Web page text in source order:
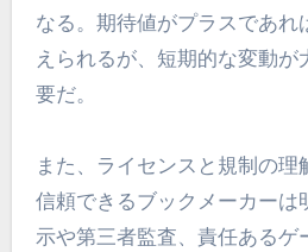
なる。期待値がプラスであれ
えられるが、短期的な変動が
要だ。
また、ライセンスと規制の理
信頼できるブックメーカーは
示や第三者監査、責任あるゲ